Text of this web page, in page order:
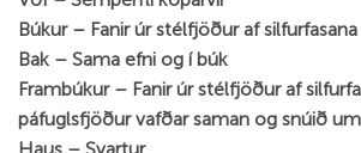
Búkur – Fanir úr stélfjöður af silfurfasana
Bak – Sama efni og í búk
Frambúkur – Fanir úr stélfjöður af
páfuglsfjöður vafðar saman og snúið